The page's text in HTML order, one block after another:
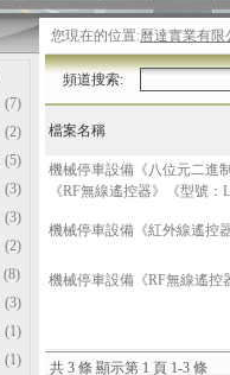
(7)
(2)
(5)
(3)
(3)
(2)
(8)
(3)
(1)
(1)
您現在的位置:曆達實業有限
頻道搜索:
檔案名稱
機械停車設備《八位元二進
《RF無線遙控器》《型號
機械停車設備《紅外線遙控
機械停車設備《RF無線遙控
共 3 條 顯示第 1 頁 1-3 條